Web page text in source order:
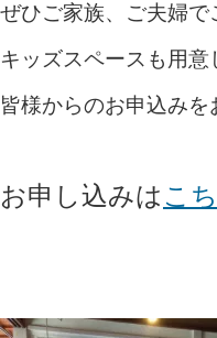
ぜひご家族、ご夫婦で
キッズスペースも用意
皆様からのお申込みを
お申し込みはこ